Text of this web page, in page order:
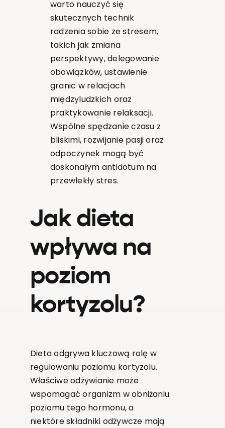
warto nauczyć się
skutecznych technik
radzenia sobie ze stresem,
takich jak zmiana
perspektywy, delegowanie
obowiązków, ustawienie
granic w relacjach
międzyludzkich oraz
praktykowanie relaksacji.
Wspólne spędzanie czasu z
bliskimi, rozwijanie pasji oraz
odpoczynek mogą być
doskonałym antidotum na
przewlekły stres.
Jak dieta
wpływa na
poziom
kortyzolu?
Dieta odgrywa kluczową rolę w
regulowaniu poziomu kortyzolu.
Właściwe odżywianie może
wspomagać organizm w obniżaniu
poziomu tego hormonu, a
niektóre składniki odżywcze mają